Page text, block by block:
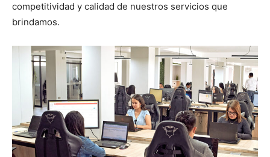
competitividad y calidad de nuestros servicios que
brindamos.